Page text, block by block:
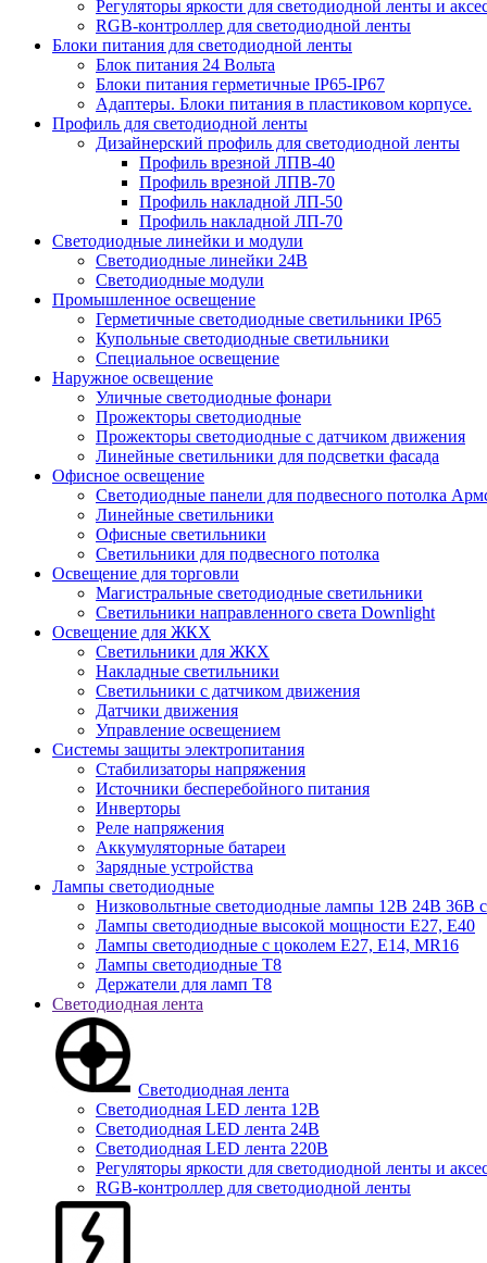
Регуляторы яркости для светодиодной ленты и
RGB-контроллер для светодиодной ленты
Блоки питания для светодиодной ленты
Блок питания 24 Вольта
Блоки питания герметичные IP65-IP67
Адаптеры. Блоки питания в пластиковом корпусе.
Профиль для светодиодной ленты
Дизайнерский профиль для светодиодной ленты
Профиль врезной ЛПВ-40
Профиль врезной ЛПВ-70
Профиль накладной ЛП-50
Профиль накладной ЛП-70
Светодиодные линейки и модули
Светодиодные линейки 24В
Светодиодные модули
Промышленное освещение
Герметичные светодиодные светильники IP65
Купольные светодиодные светильники
Специальное освещение
Наружное освещение
Уличные светодиодные фонари
Прожекторы светодиодные
Прожекторы светодиодные с датчиком движения
Линейные светильники для подсветки фасада
Офисное освещение
Cветодиодные панели для подвесного потолка
Линейные светильники
Офисные светильники
Светильники для подвесного потолка
Освещение для торговли
Магистральные светодиодные светильники
Светильники направленного света Downlight
Освещение для ЖКХ
Светильники для ЖКХ
Накладные светильники
Светильники с датчиком движения
Датчики движения
Управление освещением
Системы защиты электропитания
Стабилизаторы напряжения
Источники бесперебойного питания
Инверторы
Реле напряжения
Аккумуляторные батареи
Зарядные устройства
Лампы светодиодные
Низковольтные светодиодные лампы 12В 24В 36В
Лампы светодиодные высокой мощности Е27, Е40
Лампы светодиодные с цоколем Е27, Е14, MR16
Лампы светодиодные Т8
Держатели для ламп T8
Светодиодная лента
Светодиодная лента
Светодиодная LED лента 12В
Светодиодная LED лента 24В
Светодиодная LED лента 220В
Регуляторы яркости для светодиодной ленты и
RGB-контроллер для светодиодной ленты